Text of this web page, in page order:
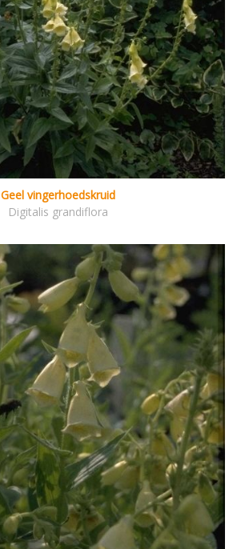
Geel vingerhoedskruid
Digitalis grandiflora